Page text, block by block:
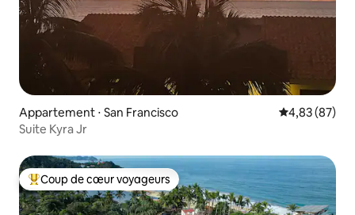
Appartement ⋅ San Francisco Évaluation
4,83 (87)
Suite Kyra Jr
Coups de cœur voyageurs les plus appréciés
Coup de cœur voyageurs